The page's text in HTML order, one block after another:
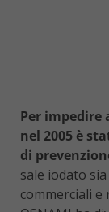
Per impedire
nel 2005 è
di
sale iodato
commerciali